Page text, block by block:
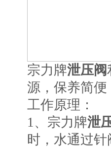
宗力牌泄压阀
源，保养简
工作原理：
1、宗力牌泄
时，水通过